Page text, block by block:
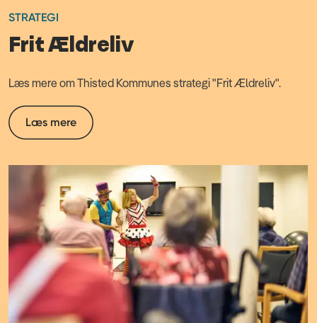
STRATEGI
Frit Ældreliv
Læs mere om Thisted Kommunes strategi "Frit Ældreliv".
Læs mere